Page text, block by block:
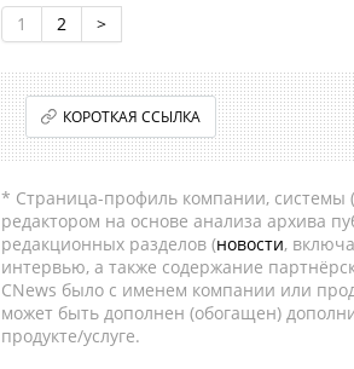
1 2 >
КОРОТКАЯ ССЫЛКА
* Страница-профиль компании, системы
редактором на основе анализа архива
редакционных разделов (новости,
интервью, а также содержание
CNews было с именем компании или
может быть дополнен (обогащен)
продукте/услуге.